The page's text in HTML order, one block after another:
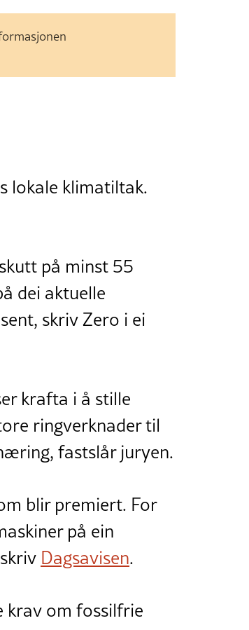
lokale klimatiltak.
på minst 55
dei aktuelle
skriv Zero i ei
krafta i å stille
ringverknader til
fastslår juryen.
blir premiert. For
på ein
Dagsavisen.
krav om fossilfrie